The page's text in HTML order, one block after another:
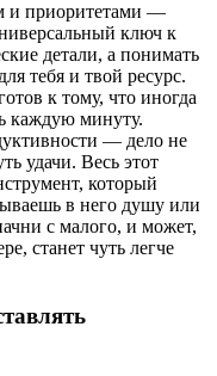
и приоритетами —
ключ к
детали, а понимать
тебя и твой ресурс.
к тому, что иногда
каждую минуту.
— дело не
удачи. Весь этот
который
в него душу или
с малого, и может,
станет чуть легче